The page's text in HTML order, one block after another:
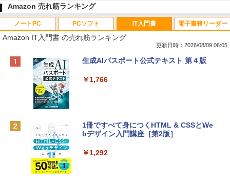
Amazon 売れ筋ランキング
ノートPC
Apple 2026 MacBook Neo A18 Proチッ
e Intelligenceのために設計、Liquid Ret
￥137,800
PCソフト
Robloxギフトカード - 800 Robux 【限
インゲームコード】 ロブロックス | オン
Robloxギフトカード - 1000 Robux 【限
インゲームコード】 ロブロックス |オン
IT入門書
Amazon IT入門書 の売れ筋ランキング
更新日時：2026/08/09 06:05
生成AIパスポート公式テキスト 第４版
￥1,766
1冊ですべて身につくHTML & CSSとWe
bデザイン入門講座［第2版］
￥1,292
電子書籍リーダー